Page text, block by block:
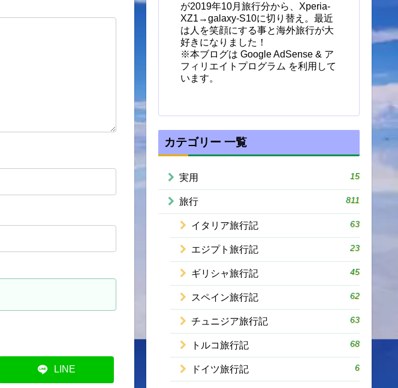
LINE
が2019年10月旅行分から、Xperia-
XZ1→galaxy-S10に切り替え。最近
は人を笑顔にする事と海外旅行が大
好きになりました！
※本ブログは Google AdSense & ア
フィリエイトプログラム を利用して
います。
カテゴリー 一覧
実用 15
旅行 811
イタリア旅行記 63
エジプト旅行記 23
ギリシャ旅行記 45
スペイン旅行記 62
チュニジア旅行記 63
トルコ旅行記 68
ドイツ旅行記 6